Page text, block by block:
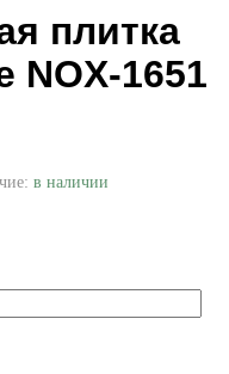
плитка
NOX-1651
в наличии